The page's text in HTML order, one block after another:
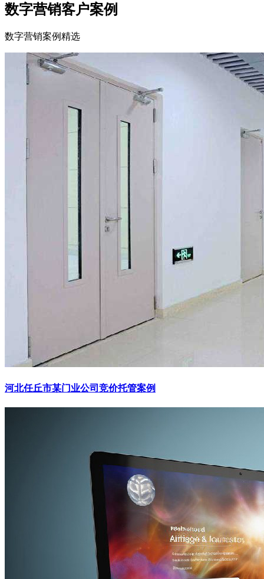
数字营销客户案例
数字营销案例精选
河北任丘市某门业公司竞价托管案例